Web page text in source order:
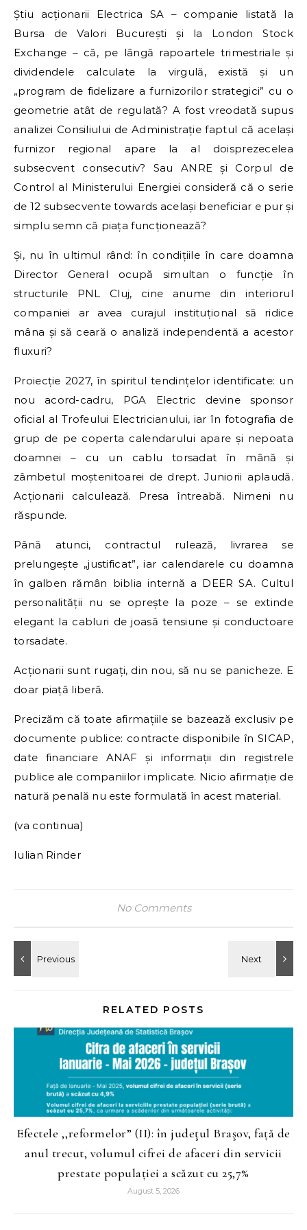
Știu acționarii Electrica SA – companie listată la
Bursa de Valori București și la London Stock
Exchange – că, pe lângă rapoartele trimestriale și
dividendele calculate la virgulă, există și un
„program de fidelizare a furnizorilor strategici” cu o
geometrie atât de regulată? A fost vreodată supus
analizei Consiliului de Administrație faptul că același
furnizor regional apare la al doisprezecelea
subsecvent consecutiv? Sau ANRE și Corpul de
Control al Ministerului Energiei consideră că o serie
de 12 subsecvente towards același beneficiar e pur și
simplu semn că piața funcționează?
Și, nu în ultimul rând: în condițiile în care doamna
Director General ocupă simultan o funcție în
structurile PNL Cluj, cine anume din interiorul
companiei ar avea curajul instituțional să ridice
mâna și să ceară o analiză independentă a acestor
fluxuri?
Proiecție 2027, în spiritul tendințelor identificate: un
nou acord-cadru, PGA Electric devine sponsor
oficial al Trofeului Electricianului, iar în fotografia de
grup de pe coperta calendarului apare și nepoata
doamnei – cu un cablu torsadat în mână și
zâmbetul moștenitoarei de drept. Juniorii aplaudă.
Acționarii calculează. Presa întreabă. Nimeni nu
răspunde.
Până atunci, contractul rulează, livrarea se
prelungește „justificat”, iar calendarele cu doamna
în galben rămân biblia internă a DEER SA. Cultul
personalității nu se oprește la poze – se extinde
elegant la cabluri de joasă tensiune și conductoare
torsadate.
Acționarii sunt rugați, din nou, să nu se panicheze. E
doar piață liberă.
Precizăm că toate afirmațiile se bazează exclusiv pe
documente publice: contracte disponibile în SICAP,
date financiare ANAF și informații din registrele
publice ale companiilor implicate. Nicio afirmație de
natură penală nu este formulată în acest material.
(va continua)
Iulian Rinder
No Comments
RELATED POSTS
Efectele ,,reformelor” (II): în judeţul Braşov, față de
anul trecut, volumul cifrei de afaceri din servicii
prestate populației a scăzut cu 25,7%
August 5, 2026